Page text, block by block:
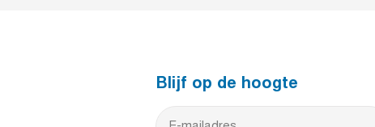
Blijf op de hoogte